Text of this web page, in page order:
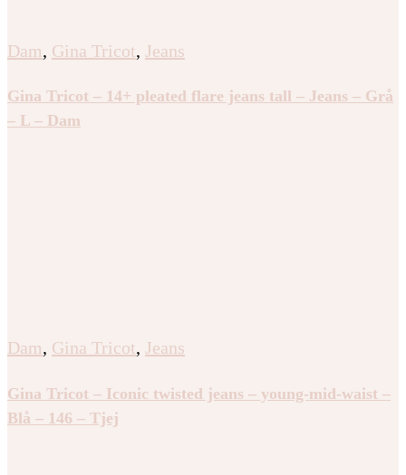
Dam, Gina Tricot, Jeans
Gina Tricot – 14+ pleated flare jeans tall – Jeans – Grå
– L – Dam
Dam, Gina Tricot, Jeans
Gina Tricot – Iconic twisted jeans – young-mid-waist –
Blå – 146 – Tjej